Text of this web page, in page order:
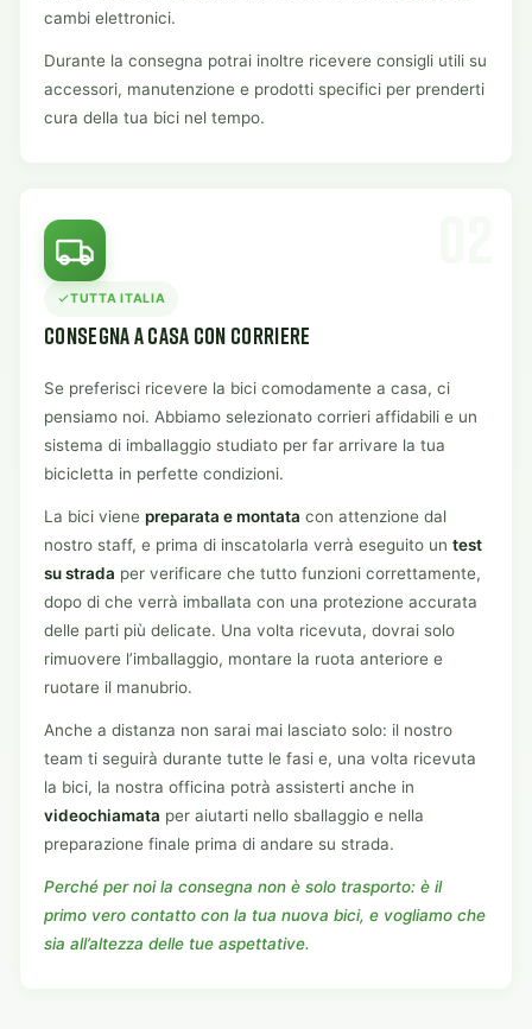
cambi elettronici.
Durante la consegna potrai inoltre ricevere consigli utili su
accessori, manutenzione e prodotti specifici per prenderti
cura della tua bici nel tempo.
TUTTA ITALIA
CONSEGNA A CASA CON CORRIERE
Se preferisci ricevere la bici comodamente a casa, ci
pensiamo noi. Abbiamo selezionato corrieri affidabili e un
sistema di imballaggio studiato per far arrivare la tua
bicicletta in perfette condizioni.
La bici viene preparata e montata con attenzione dal
nostro staff, e prima di inscatolarla verrà eseguito un test
su strada per verificare che tutto funzioni correttamente,
dopo di che verrà imballata con una protezione accurata
delle parti più delicate. Una volta ricevuta, dovrai solo
rimuovere l’imballaggio, montare la ruota anteriore e
ruotare il manubrio.
Anche a distanza non sarai mai lasciato solo: il nostro
team ti seguirà durante tutte le fasi e, una volta ricevuta
la bici, la nostra officina potrà assisterti anche in
videochiamata per aiutarti nello sballaggio e nella
preparazione finale prima di andare su strada.
Perché per noi la consegna non è solo trasporto: è il
primo vero contatto con la tua nuova bici, e vogliamo che
sia all’altezza delle tue aspettative.